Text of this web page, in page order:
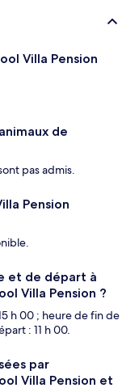
Villa Pension
de
pas admis.
Pension
et de départ à
Villa Pension ?
h 00 ; heure de fin de
: 11 h 00.
par
Villa Pension et